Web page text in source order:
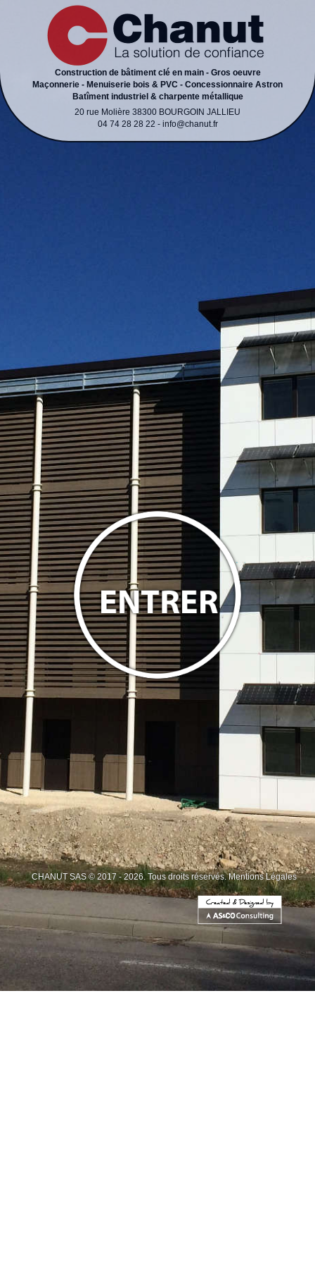
Construction de bâtiment clé en main - Gros oeuvre
Maçonnerie - Menuiserie bois & PVC - Concessionnaire Astron
Batîment industriel & charpente métallique
20 rue Molière 38300 BOURGOIN JALLIEU
04 74 28 28 22 - info@chanut.fr
CHANUT SAS © 2017 - 2026. Tous droits réservés.Mentions Légales